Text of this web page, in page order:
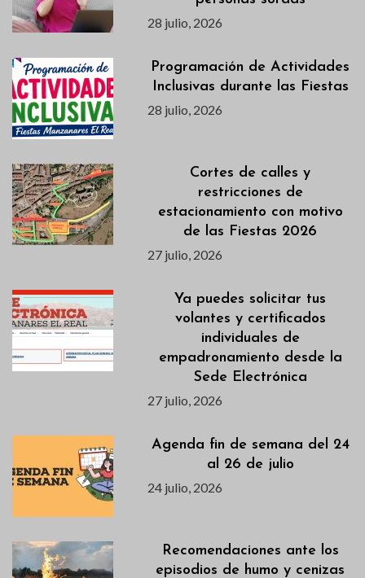
28 julio, 2026
Programación de Actividades
Inclusivas durante las Fiestas
28 julio, 2026
Cortes de calles y
restricciones de
estacionamiento con motivo
de las Fiestas 2026
27 julio, 2026
Ya puedes solicitar tus
volantes y certificados
individuales de
empadronamiento desde la
Sede Electrónica
27 julio, 2026
Agenda fin de semana del 24
al 26 de julio
24 julio, 2026
Recomendaciones ante los
episodios de humo y cenizas